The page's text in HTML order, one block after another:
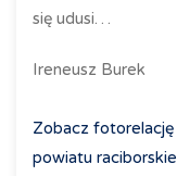
się udusi…
Ireneusz Burek
Zobacz fotorelację
powiatu